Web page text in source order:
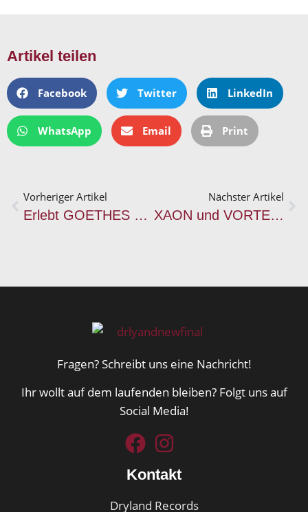
Artikel teilen
Facebook Twitter LinkedIn
WhatsApp Email Print
Vorheriger Artikel
Erlebt GOETHES ERBEN live in Frankreich!
Nächster Artikel
XAON und VORTEX kommen auf Tour!
Fragen? Schreibt uns eine Nachricht!
Ihr wollt auf dem laufenden bleiben? Folgt uns auf
Social Media!
Kontakt
Dryland Records